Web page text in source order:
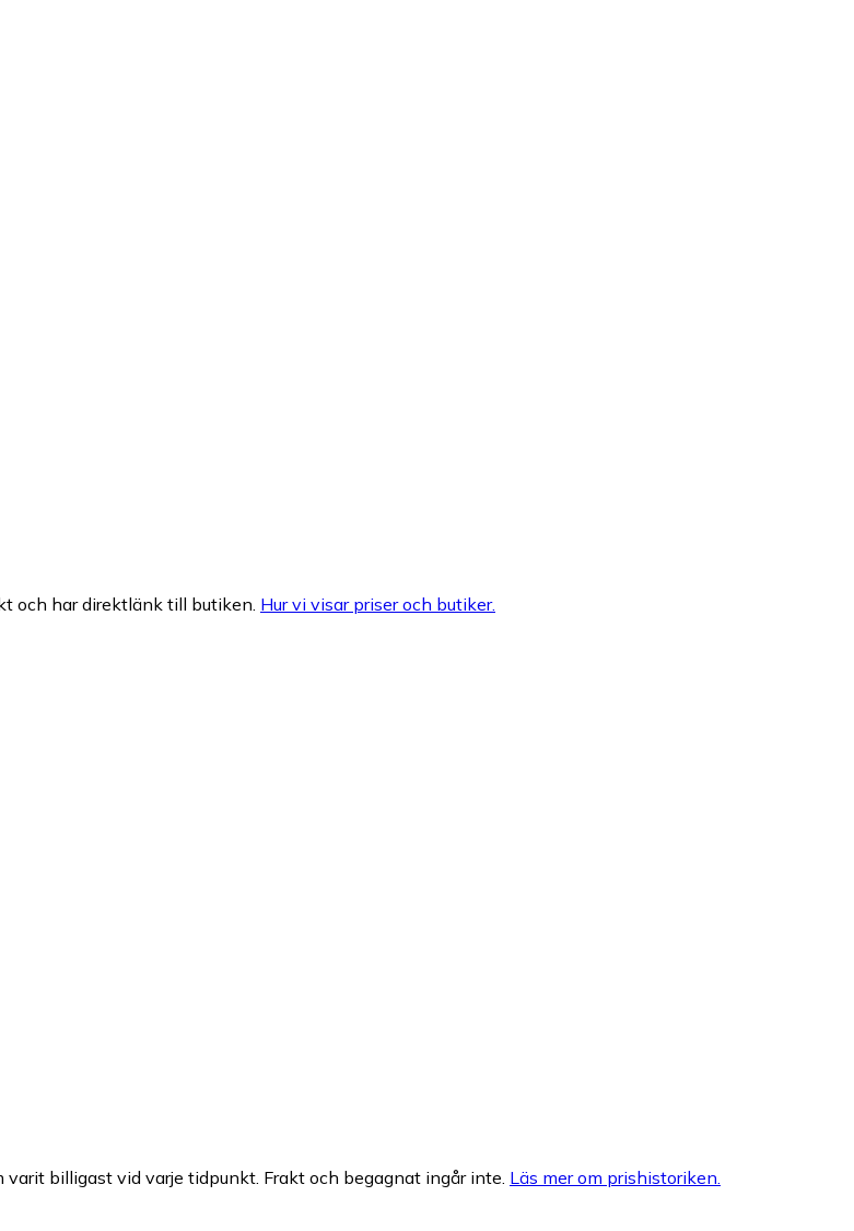
och har direktlänk till butiken. Hur vi visar priser och butiker.
billigast vid varje tidpunkt. Frakt och begagnat ingår inte. Läs mer om prishistoriken.